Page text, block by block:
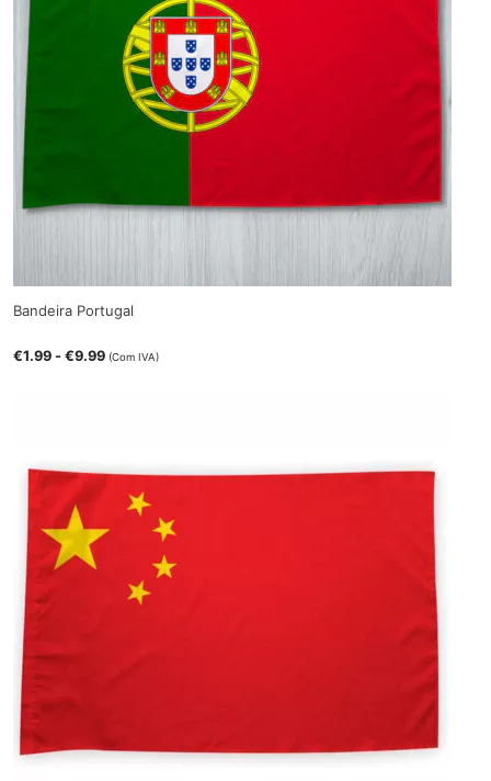
Bandeira Portugal
€1.99 -€9.99 (Com IVA)